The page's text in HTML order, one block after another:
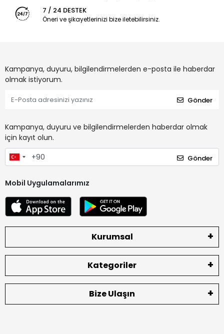
7 / 24 DESTEK
Öneri ve şikayetlerinizi bize iletebilirsiniz.
Kampanya, duyuru, bilgilendirmelerden e-posta ile haberdar
olmak istiyorum.
Gönder
Kampanya, duyuru ve bilgilendirmelerden haberdar olmak
için kayıt olun.
Gönder
Mobil Uygulamalarımız
Kurumsal
Kategoriler
Bize Ulaşın